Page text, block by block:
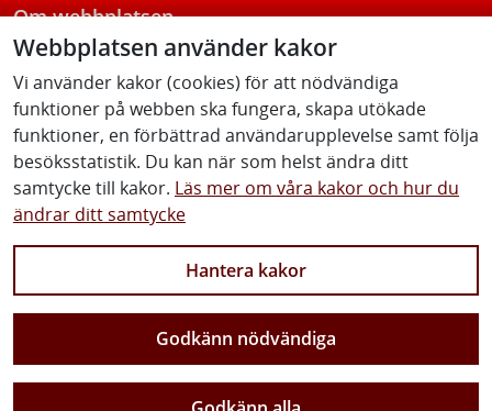
Webbplatsen använder kakor
Vi använder kakor (cookies) för att nödvändiga
funktioner på webben ska fungera, skapa utökade
funktioner, en förbättrad användarupplevelse samt följa
besöksstatistik. Du kan när som helst ändra ditt
samtycke till kakor. Läs mer om våra kakor och hur du
ändrar ditt samtycke
Hantera kakor
Godkänn nödvändiga
Vi gör Sverige närmare
Om webbplatsen
Tillgänglighetsredogörelse
Följ oss
Facebook Youtube